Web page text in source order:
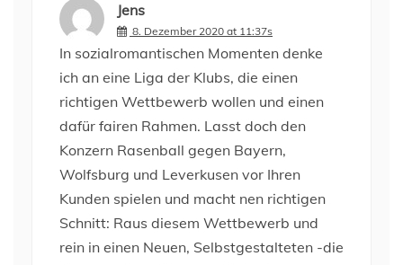
Jens
8. Dezember 2020 at 11:37s
In sozialromantischen Momenten denke
ich an eine Liga der Klubs, die einen
richtigen Wettbewerb wollen und einen
dafür fairen Rahmen. Lasst doch den
Konzern Rasenball gegen Bayern,
Wolfsburg und Leverkusen vor Ihren
Kunden spielen und macht nen richtigen
Schnitt: Raus diesem Wettbewerb und
rein in einen Neuen, Selbstgestalteten -die